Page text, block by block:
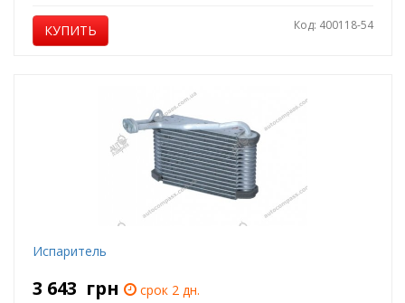
КУПИТЬ Код: 400118-54
Испаритель
3 643 грн
срок 2 дн.